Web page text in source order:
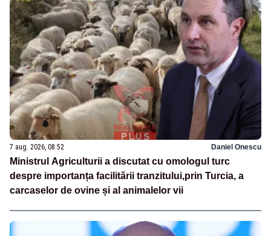
7 aug. 2026, 08:52 Daniel Onescu
Ministrul Agriculturii a discutat cu omologul turc
despre importanța facilitării tranzitului,prin Turcia, a
carcaselor de ovine și al animalelor vii